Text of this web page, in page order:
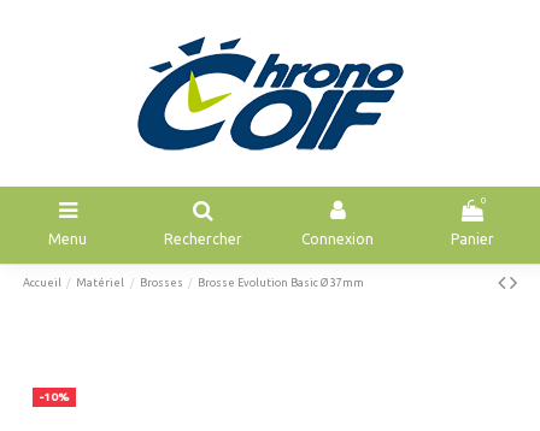
Menu Rechercher Connexion
0
Panier
Accueil Matériel Brosses Brosse Evolution Basic Ø 37mm
-10%